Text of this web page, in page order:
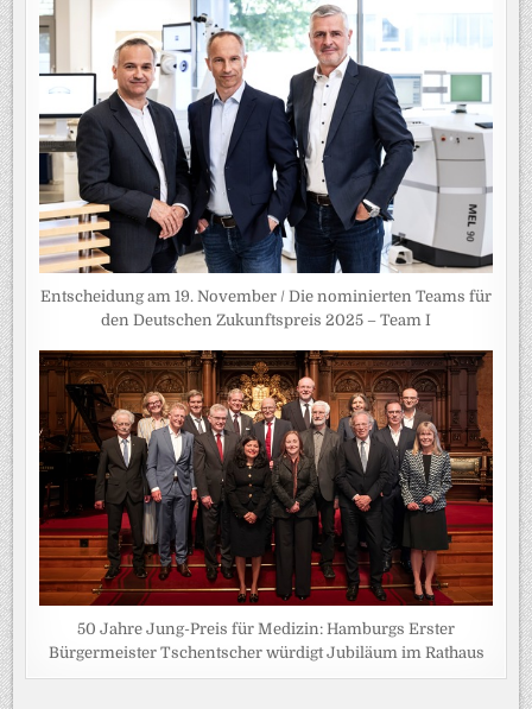
Entscheidung am 19. November / Die nominierten Teams für
den Deutschen Zukunftspreis 2025 – Team I
50 Jahre Jung-Preis für Medizin: Hamburgs Erster
Bürgermeister Tschentscher würdigt Jubiläum im Rathaus